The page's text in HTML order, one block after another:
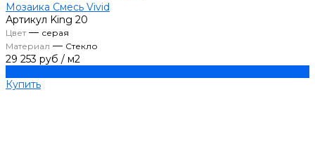
Мозаика Смесь Vivid
Артикул King 20
Цвет— серая
Материал — Стекло
29 253 руб / м2
Купить